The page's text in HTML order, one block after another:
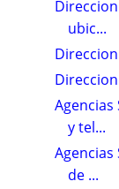
ubic...
Agencias
y tel...
de ...